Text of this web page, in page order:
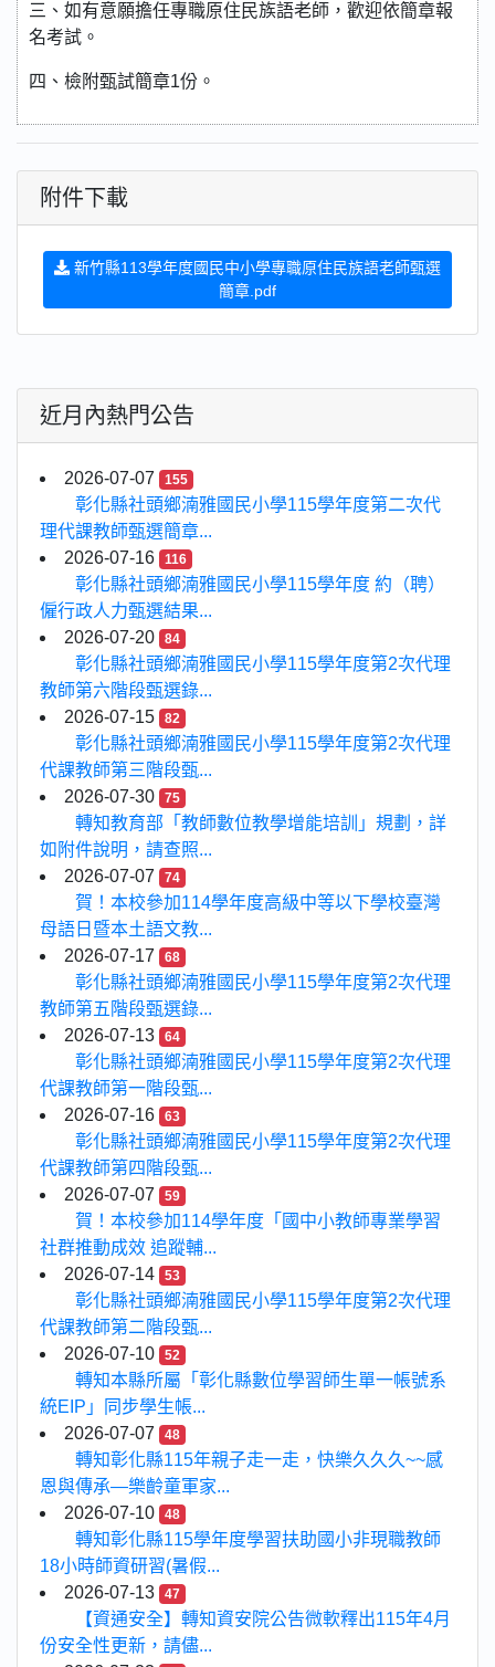
三、如有意願擔任專職原住民族語老師，歡迎依簡章報
名考試。
四、檢附甄試簡章1份。
附件下載
新竹縣113學年度國民中小學專職原住民族語老師甄選
簡章.pdf
近月內熱門公告
2026-07-07 155
彰化縣社頭鄉湳雅國民小學115學年度第二次代
理代課教師甄選簡章...
2026-07-16
116
彰化縣社頭鄉湳雅國民小學115學年度 約（聘）
僱行政人力甄選結果...
2026-07-20
84
彰化縣社頭鄉湳雅國民小學115學年度第2次代理
教師第六階段甄選錄...
2026-07-15
82
彰化縣社頭鄉湳雅國民小學115學年度第2次代理
代課教師第三階段甄...
2026-07-30
75
轉知教育部「教師數位教學增能培訓」規劃，詳
如附件說明，請查照...
2026-07-07
74
賀！本校參加114學年度高級中等以下學校臺灣
母語日暨本土語文教...
2026-07-17
68
彰化縣社頭鄉湳雅國民小學115學年度第2次代理
教師第五階段甄選錄...
2026-07-13
64
彰化縣社頭鄉湳雅國民小學115學年度第2次代理
代課教師第一階段甄...
2026-07-16
63
彰化縣社頭鄉湳雅國民小學115學年度第2次代理
代課教師第四階段甄...
2026-07-07
59
賀！本校參加114學年度「國中小教師專業學習
社群推動成效 追蹤輔...
2026-07-14
53
彰化縣社頭鄉湳雅國民小學115學年度第2次代理
代課教師第二階段甄...
2026-07-10
52
轉知本縣所屬「彰化縣數位學習師生單一帳號系
統EIP」同步學生帳...
2026-07-07
48
轉知彰化縣115年親子走一走，快樂久久久~~感
恩與傳承—樂齡童軍家...
2026-07-10
48
轉知彰化縣115學年度學習扶助國小非現職教師
18小時師資研習(暑假...
2026-07-13
47
【資通安全】轉知資安院公告微軟釋出115年4月
份安全性更新，請儘...